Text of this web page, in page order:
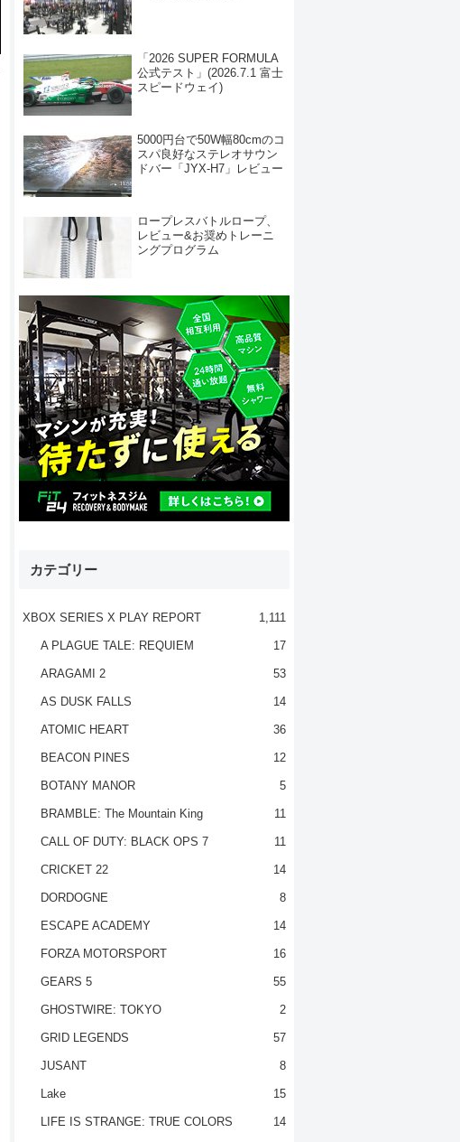
「2026 SUPER FORMULA
公式テスト」(2026.7.1 富士
スピードウェイ)
5000円台で50W幅80cmのコ
スパ良好なステレオサウン
ドバー「JYX-H7」レビュー
ロープレスバトルロープ、
レビュー&お奨めトレーニ
ングプログラム
カテゴリー
XBOX SERIES X PLAY REPORT 1,111
A PLAGUE TALE: REQUIEM 17
ARAGAMI 2 53
AS DUSK FALLS 14
ATOMIC HEART 36
BEACON PINES 12
BOTANY MANOR 5
BRAMBLE: The Mountain King 11
CALL OF DUTY: BLACK OPS 7 11
CRICKET 22 14
DORDOGNE 8
ESCAPE ACADEMY 14
FORZA MOTORSPORT 16
GEARS 5 55
GHOSTWIRE: TOKYO 2
GRID LEGENDS 57
JUSANT 8
Lake 15
LIFE IS STRANGE: TRUE COLORS 14